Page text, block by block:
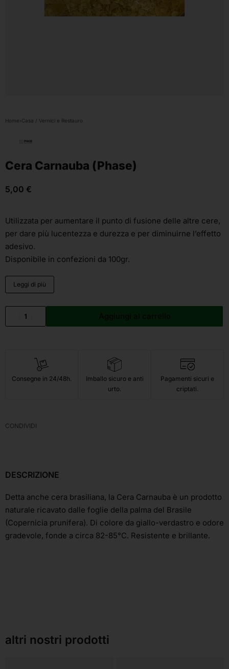
Home›Casa / Vernici e Restauro
Cera Carnauba (Phase)
5,00 €
Utilizzata per aumentare il punto di fusione delle altre cere,
per dare più lucentezza e durezza e per diminuirne l’effetto
adesivo.
Disponibile in confezioni da 100gr.
Leggi di più
Consegne in 24/48h.
Imballo sicuro e anti
urto.
Pagamenti sicuri e
criptati.
CONDIVIDI
DESCRIZIONE
Detta anche cera brasiliana, la Cera Carnauba è un prodotto
naturale ricavato dalle foglie della palma del Brasile
(Copernicia prunifera). Di colore da giallo-verdastro e odore
gradevole, fonde a circa 82-85°C. Resistente e brillante.
altri nostri prodotti